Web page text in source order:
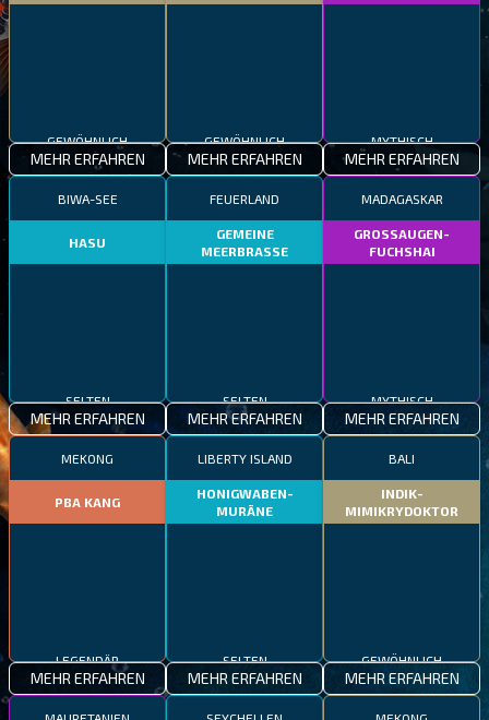
GEWÖHNLICH
MEHR ERFAHREN
GEWÖHNLICH
MEHR ERFAHREN
MYTHISCH
MEHR ERFAHREN
BIWA-SEE
HASU
SELTEN
MEHR ERFAHREN
FEUERLAND
GEMEINE
MEERBRASSE
SELTEN
MEHR ERFAHREN
MADAGASKAR
GROSSAUGEN-
FUCHSHAI
MYTHISCH
MEHR ERFAHREN
MEKONG
PBA KANG
LEGENDÄR
MEHR ERFAHREN
LIBERTY ISLAND
HONIGWABEN-
MURÄNE
SELTEN
MEHR ERFAHREN
BALI
INDIK-
MIMIKRYDOKTOR
GEWÖHNLICH
MEHR ERFAHREN